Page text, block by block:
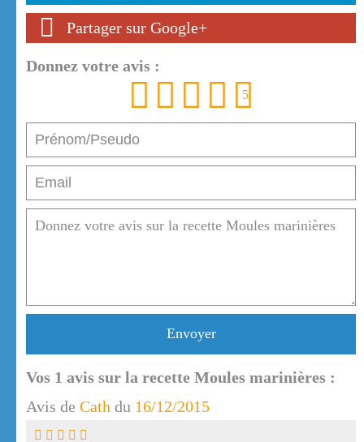
Partager sur Google+
Donnez votre avis :
5
Envoyer
Vos 1 avis sur la recette Moules marinières :
Avis de Cath du 16/12/2015